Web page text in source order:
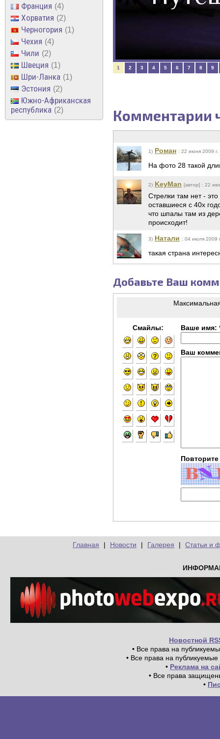
Франция 4
Хорватия 2
Черногория 1
Чехия 4
Чили 2
Швеция 1
Шри-Ланка 1
Эстония 2
Южно-Африканская
республика
2
1 2 3 4 5 6 7 8 9
Комментарии
1) Роман : 22 июня 2009 г.
На фото 28 такой
2) KeyMan [автор] : 22
Стрелки там нет -
оставшиеся с 40х
что шпалы там из
происходит!
3) Натали : 04 июля 2009
такая страна
Добавьте Ваш
Смайлы: Ваше имя:
Ваш
Главная | Новости | Галерея | Статьи и
Новостной
• Все права на
• Все права на
• Реклама на
• Все права
•